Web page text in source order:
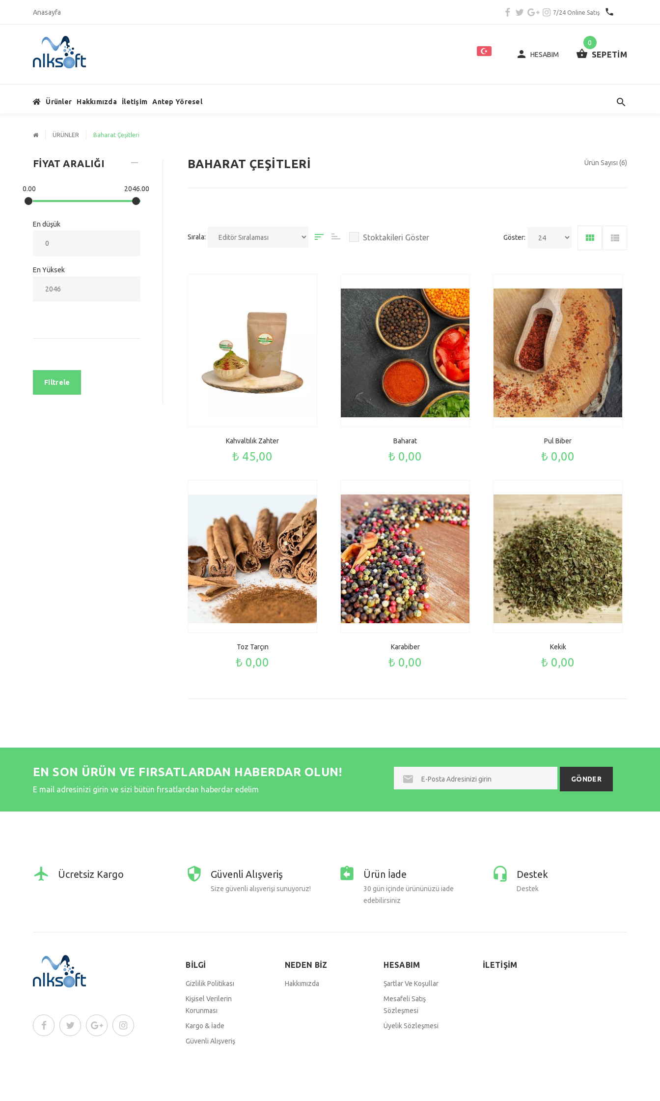
Anasayfa 7/24 Online Satış
HESABIM
0
SEPETİM
Ürünler Hakkımızda İletişim Antep Yöresel
ÜRÜNLER Baharat Çeşitleri
FİYAT ARALIĞI
0.00 2046.00
En düşük
En Yüksek
Filtrele
Ürün Sayısı (6)
BAHARAT ÇEŞITLERI
Stoktakileri Göster
Sırala: Göster:
Kahvaltılık Zahter
₺ 45,00
Baharat
₺ 0,00
Pul Biber
₺ 0,00
Toz Tarçın
₺ 0,00
Karabiber
₺ 0,00
Kekik
₺ 0,00
EN SON ÜRÜN VE FIRSATLARDAN HABERDAR OLUN!
E mail adresinizi girin ve sizi bütün fırsatlardan haberdar edelim
posta
GÖNDER
Ücretsiz Kargo Güvenli Alışveriş
Size güvenli alışverişi sunuyoruz!
Ürün İade
30 gün içinde ürününüzü iade
edebilirsiniz
Destek
Destek
BİLGİ
Gizlilik Politikası
Kişisel Verilerin
Korunması
Kargo & İade
Güvenli Alışveriş
NEDEN BİZ
Hakkımızda
HESABIM
Şartlar Ve Koşullar
Mesafeli Satış
Sözleşmesi
Üyelik Sözleşmesi
İLETİŞİM